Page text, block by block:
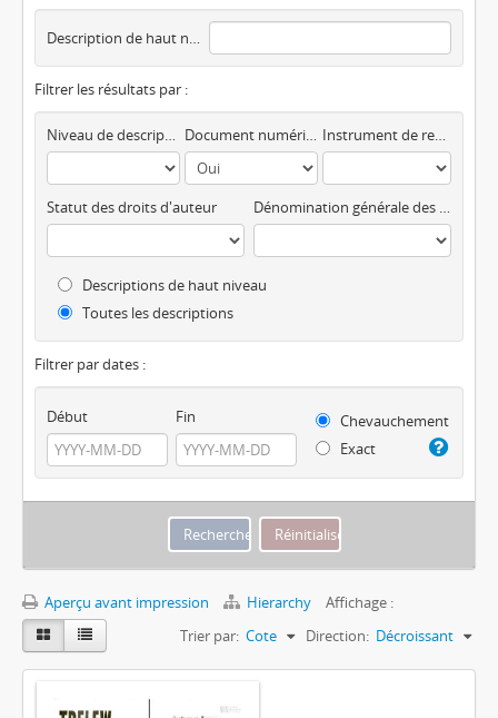
Description de haut niveau
Filtrer les résultats par :
Niveau de description Document numérique disponible Instrument de recherche
Statut des droits d'auteur Dénomination générale des documents
Descriptions de haut niveau
Toutes les descriptions
Filtrer par dates :
Début Fin
Chevauchement
Exact
Aperçu avant impression Hierarchy
Affichage :
Trier par: Cote Direction: Décroissant